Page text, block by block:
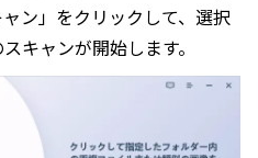
ン」をクリックして、選択
キャンが開始します。